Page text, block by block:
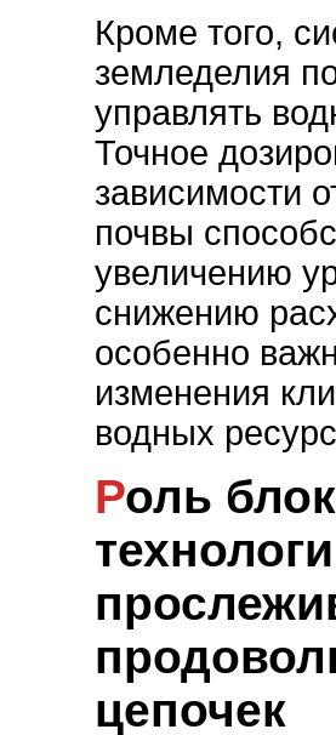
Кроме того,
земледелия
управлять
Точное
зависимости
почвы
увеличению
снижению
особенно
изменения
водных
Роль блокчейн-
цепочек